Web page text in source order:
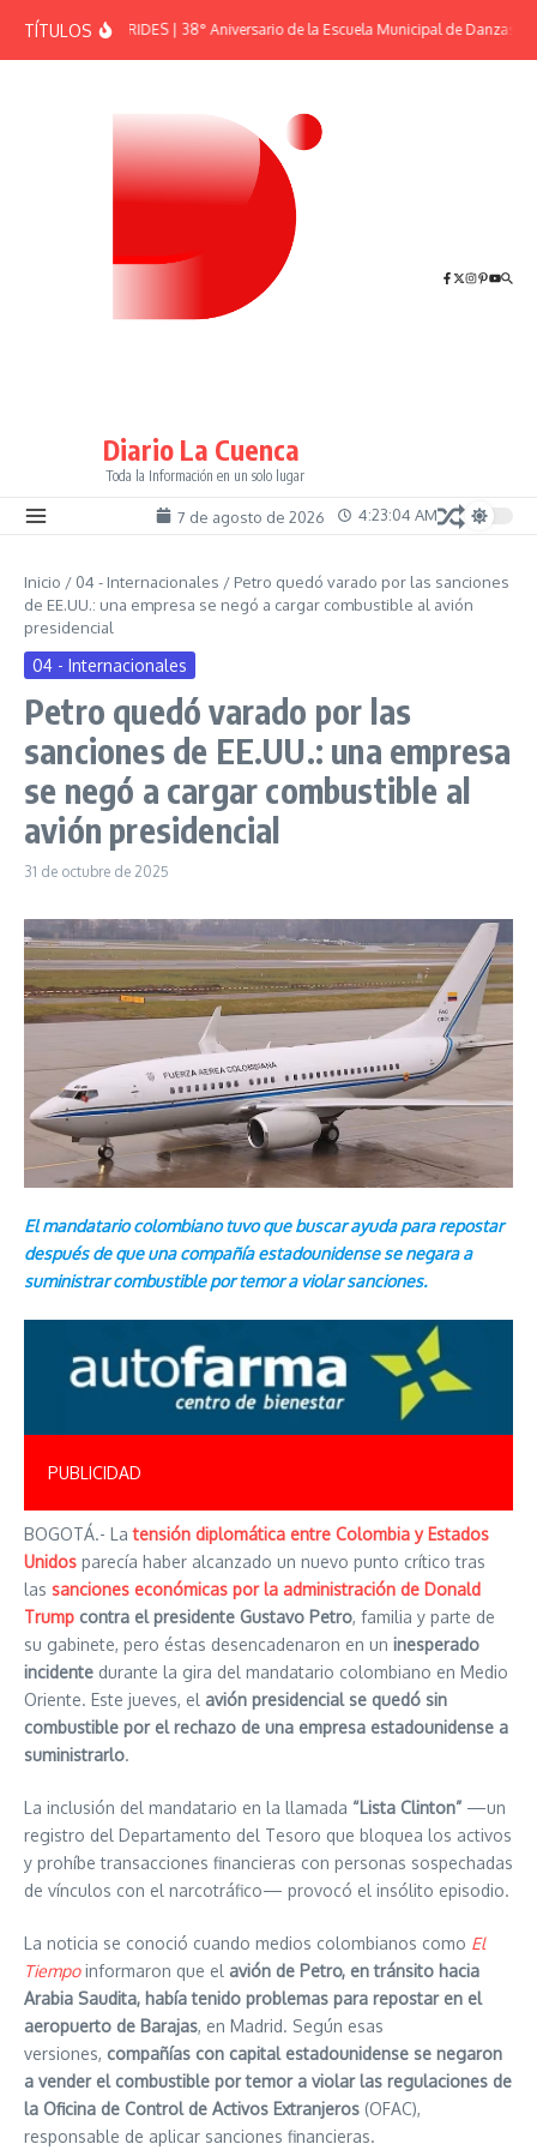
TÍTULOSEFEMÉRIDES | 38° Aniversario de la Escuela Municipal de Danzas “El
Diario La Cuenca
Toda la Información en un solo lugar
7 de agosto de 2026 4:23:04 AM
Inicio / 04 - Internacionales / Petro quedó varado por las sanciones
de EE.UU.: una empresa se negó a cargar combustible al avión
presidencial
04 - Internacionales
Petro quedó varado por las
sanciones de EE.UU.: una empresa
se negó a cargar combustible al
avión presidencial
31 de octubre de 2025
El mandatario colombiano tuvo que buscar ayuda para repostar
después de que una compañía estadounidense se negara a
suministrar combustible por temor a violar sanciones.
PUBLICIDAD
BOGOTÁ.- La tensión diplomática entre Colombia y Estados
Unidos parecía haber alcanzado un nuevo punto crítico tras
las sanciones económicas por la administración de Donald
Trump contra el presidente Gustavo Petro, familia y parte de
su gabinete, pero éstas desencadenaron en un inesperado
incidente durante la gira del mandatario colombiano en Medio
Oriente. Este jueves, el avión presidencial se quedó sin
combustible por el rechazo de una empresa estadounidense a
suministrarlo.
La inclusión del mandatario en la llamada “Lista Clinton” —un
registro del Departamento del Tesoro que bloquea los activos
y prohíbe transacciones financieras con personas sospechadas
de vínculos con el narcotráfico— provocó el insólito episodio.
La noticia se conoció cuando medios colombianos como El
Tiempoinformaron que el avión de Petro, en tránsito hacia
Arabia Saudita, había tenido problemas para repostar en el
aeropuerto de Barajas, en Madrid. Según esas
versiones, compañías con capital estadounidense se negaron
a vender el combustible por temor a violar las regulaciones de
la Oficina de Control de Activos Extranjeros (OFAC),
responsable de aplicar sanciones financieras.